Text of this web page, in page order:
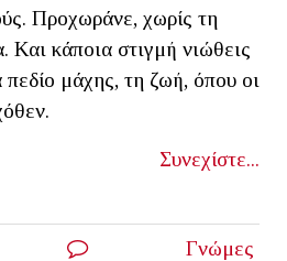
Προχωράνε, χωρίς τη
Και κάποια στιγμή νιώθεις
πεδίο μάχης, τη ζωή, όπου οι
Συνεχίστε...
Γνώμες